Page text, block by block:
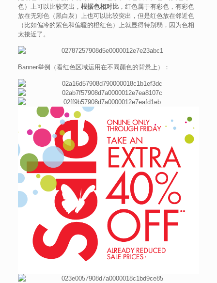
色）上可以比较突出， 根据色相对比，红色属于有彩色，有彩色
放在无彩色（黑白灰）上也可以比较突出，但是红色放在邻近色
（比如偏冷的紫色和偏暖的橙红色）上就显得特别弱，因为色相
太接近了。
Banner举例（看红色区域运用在不同颜色的背景上）：